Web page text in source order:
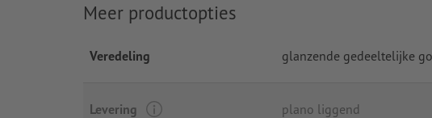
Meer productopties
Veredeling glanzende gedeeltelijke
Levering plano liggend